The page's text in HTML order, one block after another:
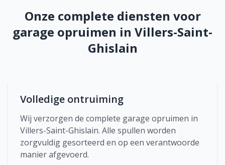
Onze complete diensten voor
garage opruimen in Villers-Saint-
Ghislain
Volledige ontruiming
Wij verzorgen de complete garage opruimen in
Villers-Saint-Ghislain. Alle spullen worden
zorgvuldig gesorteerd en op een verantwoorde
manier afgevoerd.